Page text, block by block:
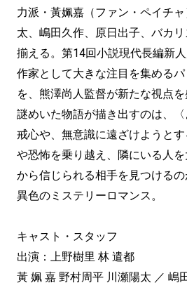
力派・黃姵嘉（ファン・ペイチ
太、嶋田久作、原日出子、バカ
揃える。第14回小説現代長編新
作家として大きな注目を集める
を、熊澤尚人監督が新たな視点を
謎めいた物語が描き出すのは、
戒心や、無意識に遠ざけようと
や恐怖を乗り越え、隣にいる人
から信じられる相手を見つける
異色のミステリーロマンス。
キャスト・スタッフ
出演：上野樹里 林 遣都
黃 姵 嘉 野村周平 川瀬陽太 ／ 嶋